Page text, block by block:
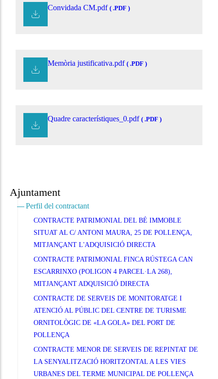
Ajuntament
Perfil del contractant
CONTRACTE PATRIMONIAL DEL BÉ IMMOBLE
SITUAT AL C/ ANTONI MAURA, 25 DE POLLENÇA,
MITJANÇANT L'ADQUISICIÓ DIRECTA
CONTRACTE PATRIMONIAL FINCA RÚSTEGA CAN
ESCARRINXO (POLIGON 4 PARCEL·LA 268),
MITJANÇANT ADQUISICIÓ DIRECTA
CONTRACTE DE SERVEIS DE MONITORATGE I
ATENCIÓ AL PÚBLIC DEL CENTRE DE TURISME
ORNITOLÒGIC DE «LA GOLA» DEL PORT DE
POLLENÇA
CONTRACTE MENOR DE SERVEIS DE REPINTAT DE
LA SENYALITZACIÓ HORITZONTAL A LES VIES
URBANES DEL TERME MUNICIPAL DE POLLENÇA
Convidada CM.pdf ( .PDF )
Memòria justificativa.pdf ( .PDF )
Quadre característiques_0.pdf ( .PDF )